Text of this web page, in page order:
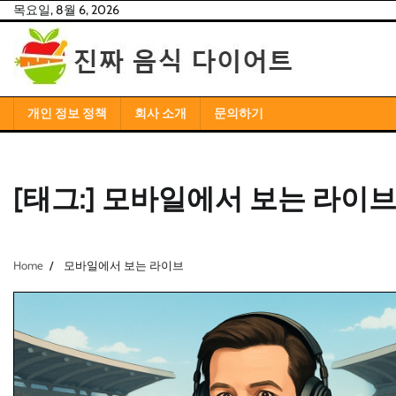
Skip
content
목요일, 8월 6, 2026
개인 정보 정책 회사 소개 문의하기
[태그:] 모바일에서 보는 라이브
Home 모바일에서 보는 라이브